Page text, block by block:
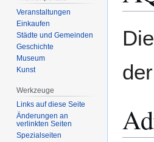
Suche
Die
der
Veranstaltungen
Einkaufen
Städte und Gemeinden
Geschichte
Museum
Kunst
Werkzeuge
Links auf diese Seite
Änderungen an
verlinkten Seiten
Spezialseiten